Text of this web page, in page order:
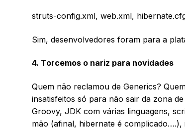
struts-config.xml, web.xml,
Sim, desenvolvedores foram para a
4. Torcemos o nariz para novidades
Quem não reclamou de Generics?
insatisfeitos só para não sair da zona
Groovy, JDK com várias linguagens,
mão (afinal, hibernate é